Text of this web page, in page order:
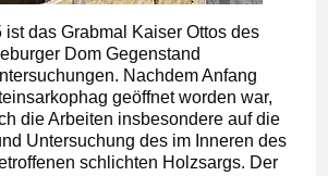
ist das Grabmal Kaiser Ottos des
Dom Gegenstand
Nachdem Anfang
geöffnet worden war,
die Arbeiten insbesondere auf die
Untersuchung des im Inneren des
schlichten Holzsargs. Der